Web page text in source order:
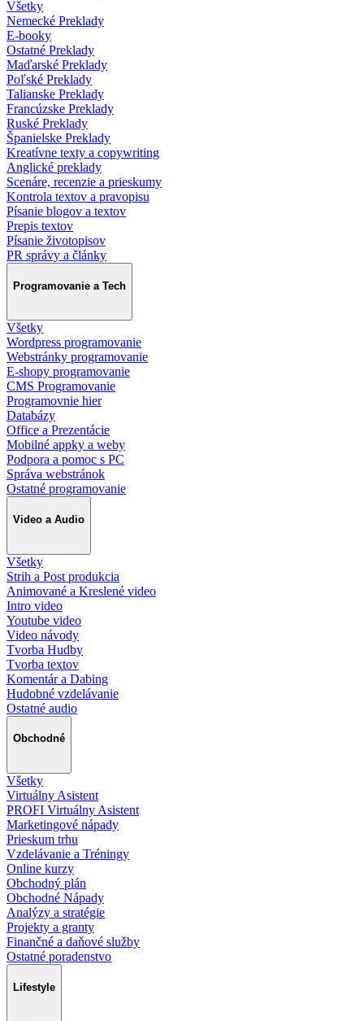
Všetky
Nemecké Preklady
E-booky
Ostatné Preklady
Maďarské Preklady
Poľské Preklady
Talianske Preklady
Francúzske Preklady
Ruské Preklady
Španielske Preklady
Kreatívne texty a copywriting
Anglické preklady
Scenáre, recenzie a prieskumy
Kontrola textov a pravopisu
Písanie blogov a textov
Prepis textov
Písanie životopisov
PR správy a články
Programovanie a Tech
Všetky
Wordpress programovanie
Webstránky programovanie
E-shopy programovanie
CMS Programovanie
Programovnie hier
Databázy
Office a Prezentácie
Mobilné appky a weby
Podpora a pomoc s PC
Správa webstránok
Ostatné programovanie
Video a Audio
Všetky
Strih a Post produkcia
Animované a Kreslené video
Intro video
Youtube video
Video návody
Tvorba Hudby
Tvorba textov
Komentár a Dabing
Hudobné vzdelávanie
Ostatné audio
Obchodné
Všetky
Virtuálny Asistent
PROFI Virtuálny Asistent
Marketingové nápady
Prieskum trhu
Vzdelávanie a Tréningy
Online kurzy
Obchodný plán
Obchodné Nápady
Analýzy a stratégie
Projekty a granty
Finančné a daňové služby
Ostatné poradenstvo
Lifestyle